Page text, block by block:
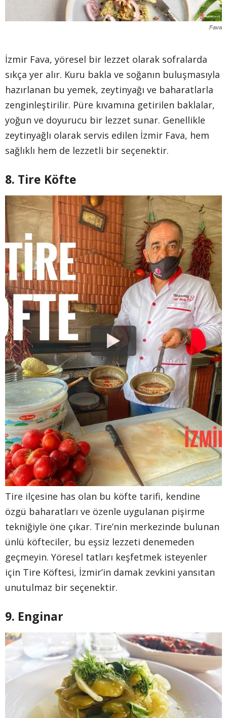
Fava
İzmir Fava, yöresel bir lezzet olarak sofralarda
sıkça yer alır. Kuru bakla ve soğanın buluşmasıyla
hazırlanan bu yemek, zeytinyağı ve baharatlarla
zenginleştirilir. Püre kıvamına getirilen baklalar,
yoğun ve doyurucu bir lezzet sunar. Genellikle
zeytinyağlı olarak servis edilen İzmir Fava, hem
sağlıklı hem de lezzetli bir seçenektir.
8. Tire Köfte
Tire ilçesine has olan bu köfte tarifi, kendine
özgü baharatları ve özenle uygulanan pişirme
tekniğiyle öne çıkar. Tire’nin merkezinde bulunan
ünlü köfteciler, bu eşsiz lezzeti denemeden
geçmeyin. Yöresel tatları keşfetmek isteyenler
için Tire Köftesi, İzmir’in damak zevkini yansıtan
unutulmaz bir seçenektir.
9. Enginar